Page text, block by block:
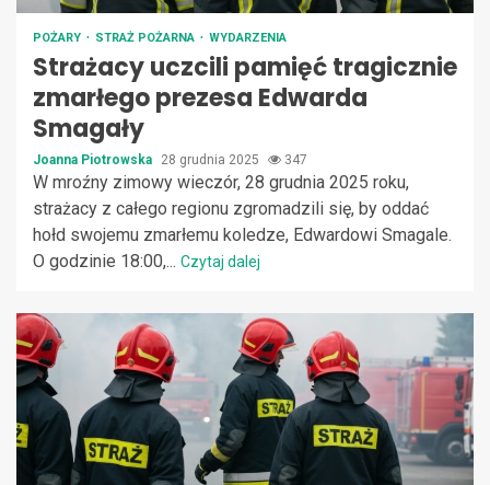
POŻARY STRAŻ POŻARNA WYDARZENIA
Strażacy uczcili pamięć tragicznie
zmarłego prezesa Edwarda
Smagały
Joanna Piotrowska 28 grudnia 2025 347
W mroźny zimowy wieczór, 28 grudnia 2025 roku,
strażacy z całego regionu zgromadzili się, by oddać
hołd swojemu zmarłemu koledze, Edwardowi Smagale.
O godzinie 18:00,... Czytaj dalej